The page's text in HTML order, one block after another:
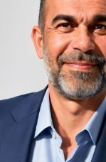
motive practice și
din camera de sus
una dintre cele mai
de oaspeți în
altfel apreciate
ori, oaspeții nu
a problemei, ci
sau agitat.